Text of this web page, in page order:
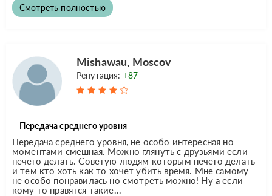
Смотреть полностью
Mishawau, Moscov
Репутация: +87
Передача среднего уровня
Передача среднего уровня, не особо интересная но
моментами смешная. Можно глянуть с друзьями если
нечего делать. Советую людям которым нечего делать
и тем кто хоть как то хочет убить время. Мне самому
не особо понравилась но смотреть можно! Ну а если
кому то нравятся такие...